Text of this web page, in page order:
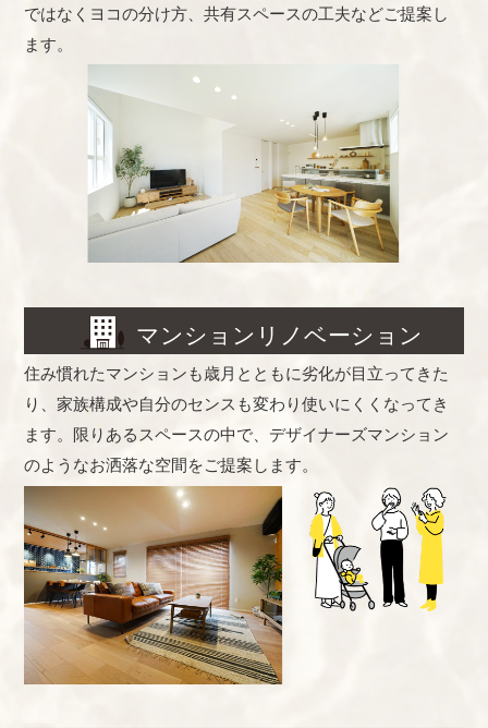
ではなくヨコの分け方、共有スペースの工夫などご提案し
ます。
マンションリノベーション
住み慣れたマンションも歳月とともに劣化が目立ってきた
り、家族構成や自分のセンスも変わり使いにくくなってき
ます。限りあるスペースの中で、デザイナーズマンション
のようなお洒落な空間をご提案します。